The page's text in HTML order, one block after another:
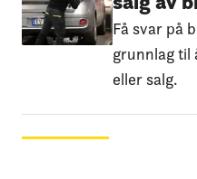
Få svar på
grunnlag til
eller salg.